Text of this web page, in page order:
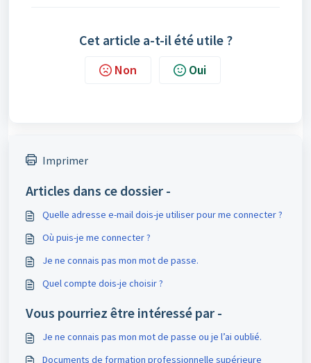
Cet article a-t-il été utile ?
Non Oui
Imprimer
Articles dans ce dossier -
Quelle adresse e-mail dois-je utiliser pour me connecter ?
Où puis-je me connecter ?
Je ne connais pas mon mot de passe.
Quel compte dois-je choisir ?
Vous pourriez être intéressé par -
Je ne connais pas mon mot de passe ou je l’ai oublié.
Documents de formation professionnelle supérieure